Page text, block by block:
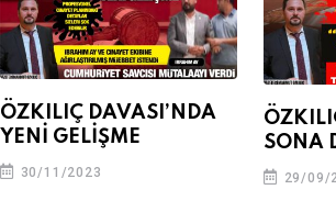
ÖZKILIÇ DAVASI’NDA
YENİ GELİŞME
30/11/2023
SONA
29/09/